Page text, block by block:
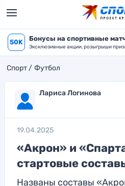
50K Бонусы на спортивные
Эксклюзивные акции, розыгрыши
Спорт Футбол
Лариса Логинова
19.04.2025
«Акрон» и
стартовые
Названы составы